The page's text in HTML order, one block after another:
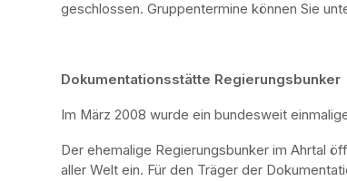
geschlossen. Gruppentermine können Sie
Dokumentationsstätte Regierungsbunker
Im März 2008 wurde ein bundesweit
Der ehemalige Regierungsbunker im Ahrtal
aller Welt ein. Für den Träger der